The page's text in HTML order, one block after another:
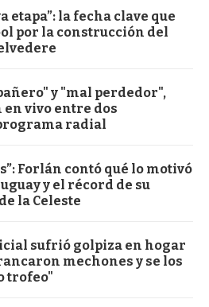
etapa”: la fecha clave que
por la construcción del
y "mal perdedor",
vivo entre dos
radial
Forlán contó qué lo motivó
y el récord de su
la Celeste
sufrió golpiza en hogar
mechones y se los
trofeo"